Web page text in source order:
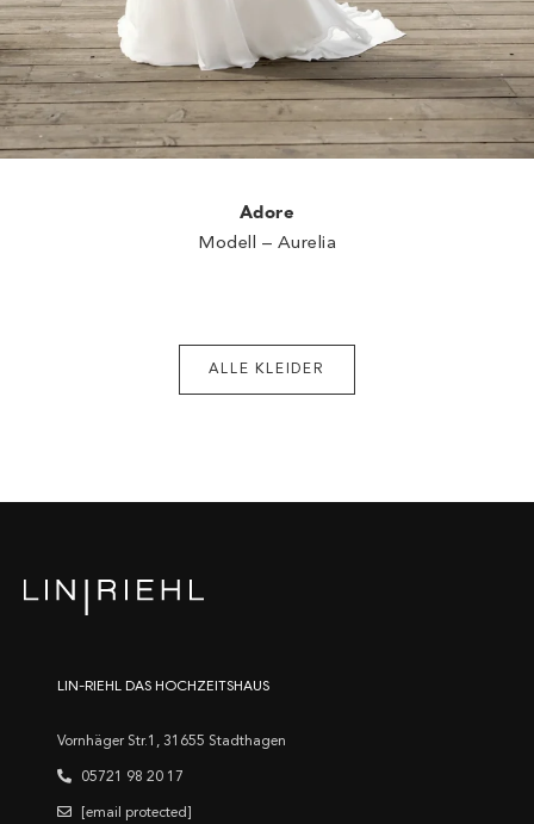
Adore
Modell – Aurelia
ALLE KLEIDER
LIN-RIEHL DAS HOCHZEITSHAUS
Vornhäger Str.1, 31655 Stadthagen
05721 98 20 17
[email protected]